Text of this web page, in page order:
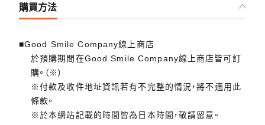
購買方法
■Good Smile Company線上商店
於預購期間在Good Smile Company線上商店皆可訂
購。（※）
※付款及收件地址資訊若有不完整的情況，將不適用此
條款。
※於本網站記載的時間皆為日本時間，敬請留意。